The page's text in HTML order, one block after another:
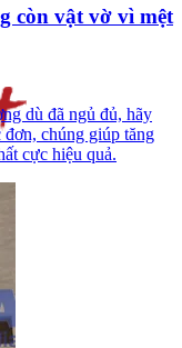
còn vật vờ vì mệt
dù đã ngủ đủ, hãy
chúng giúp tăng
cực hiệu quả.